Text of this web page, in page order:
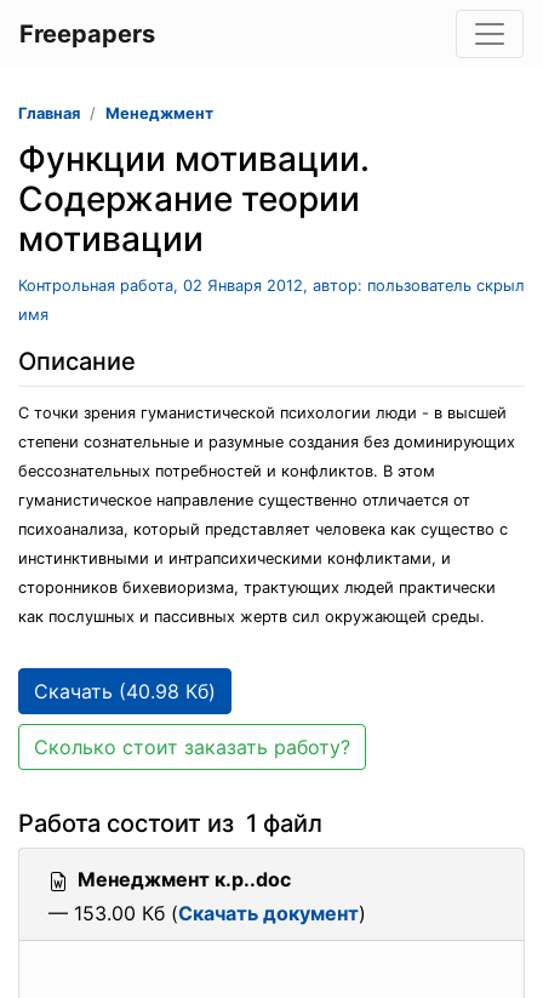
Freepapers
Главная Менеджмент
Функции мотивации.
Содержание теории
мотивации
Контрольная работа, 02 Января 2012, автор: пользователь скрыл
имя
Описание
С точки зрения гуманистической психологии люди - в высшей
степени сознательные и разумные создания без доминирующих
бессознательных потребностей и конфликтов. В этом
гуманистическое направление существенно отличается от
психоанализа, который представляет человека как существо с
инстинктивными и интрапсихическими конфликтами, и
сторонников бихевиоризма, трактующих людей практически
как послушных и пассивных жертв сил окружающей среды.
Скачать (40.98 Кб)
Сколько стоит заказать работу?
Работа состоит из 1 файл
Менеджмент к.р..doc
— 153.00 Кб (Скачать документ)